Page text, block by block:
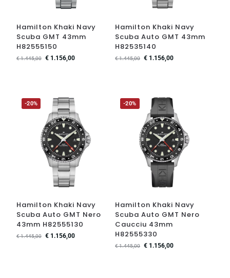
Hamilton Khaki Navy
Scuba GMT 43mm
H82555150
€1.445,00 €1.156,00
Hamilton Khaki Navy
Scuba Auto GMT 43mm
H82535140
€1.445,00 € 1.156,00
-20%
Hamilton Khaki Navy
Scuba Auto GMT Nero
43mm H82555130
€1.445,00 €1.156,00
-20%
Hamilton Khaki Navy
Scuba Auto GMT Nero
Caucciu 43mm
H82555330
€1.445,00 € 1.156,00